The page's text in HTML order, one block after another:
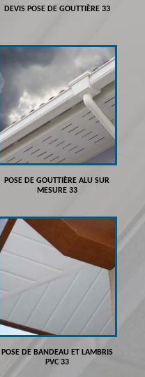
DEVIS POSE DE GOUTTIÈRE 33
POSE DE GOUTTIÈRE ALU SUR
MESURE 33
POSE DE BANDEAU ET LAMBRIS
PVC 33